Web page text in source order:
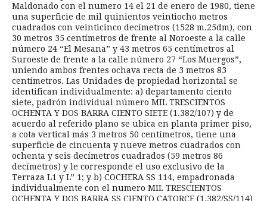
Maldonado con el numero 14 el 21 de enero de 1980, tiene
una superficie de mil quinientos veintiocho metros
cuadrados con veinticinco decímetros (1528 m.25dm), con
30 metros 35 centímetros de frente al Noroeste a la calle
número 24 “El Mesana” y 43 metros 65 centímetros al
Suroeste de frente a la calle número 27 “Los Muergos”,
uniendo ambos frentes ochava recta de 3 metros 83
centímetros. Las Unidades de propiedad horizontal se
identifican individualmente: a) departamento ciento
siete, padrón individual número MIL TRESCIENTOS
OCHENTA Y DOS BARRA CIENTO SIETE (1.382/107) y de
acuerdo al referido plano se ubica en planta primer piso,
a cota vertical más 3 metros 50 centímetros, tiene una
superficie de cincuenta y nueve metros cuadrados con
ochenta y seis decímetros cuadrados (59 metros 86
decímetros) y le corresponde el uso exclusivo de la
Terraza L1 y L” 1; y b) COCHERA SS 114, empadronada
individualmente con el numero MIL TRESCIENTOS
OCHENTA Y DOS BARRA SS CIENTO CATORCE (1.382/SS/114)